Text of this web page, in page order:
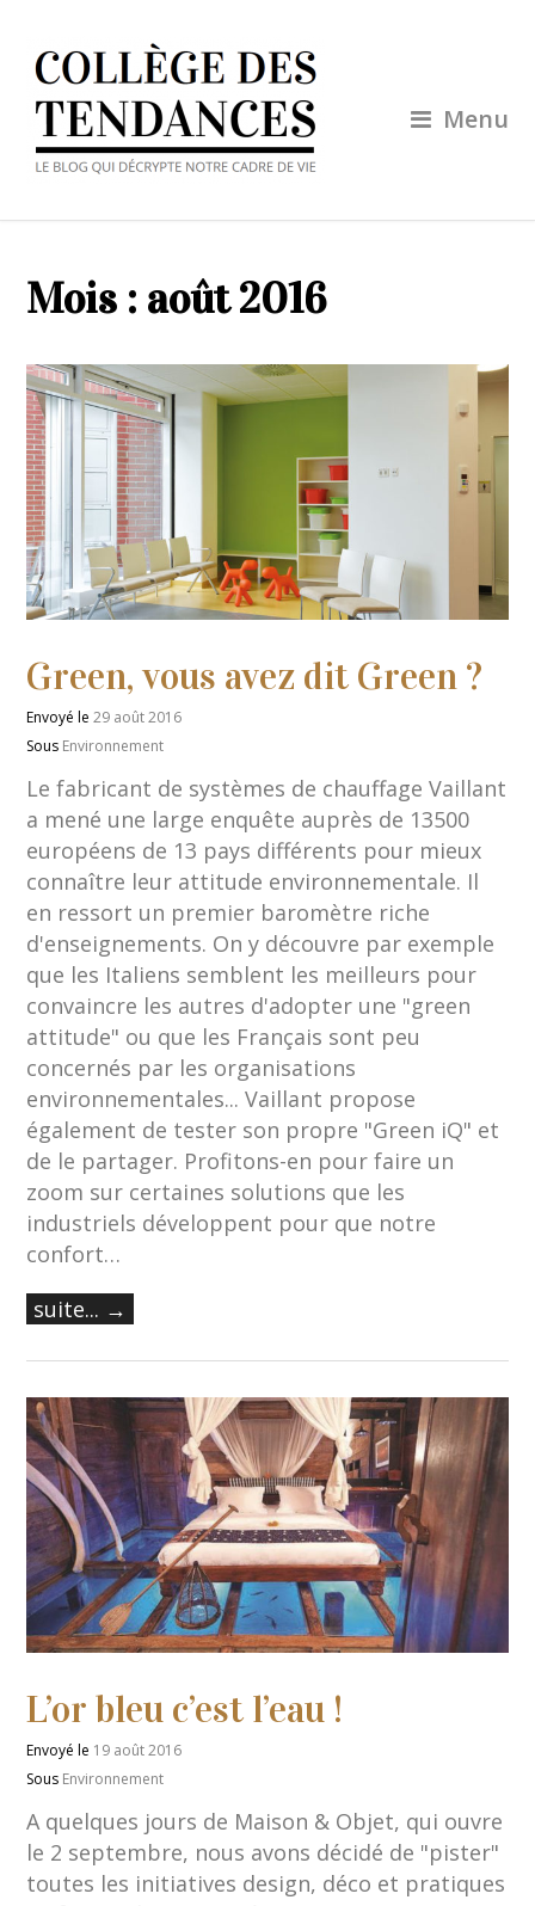
Menu
Mois : août 2016
Green, vous avez dit Green ?
Envoyé le29 août 2016
Sous Environnement
Le fabricant de systèmes de chauffage Vaillant
a mené une large enquête auprès de 13500
européens de 13 pays différents pour mieux
connaître leur attitude environnementale. Il
en ressort un premier baromètre riche
d'enseignements. On y découvre par exemple
que les Italiens semblent les meilleurs pour
convaincre les autres d'adopter une "green
attitude" ou que les Français sont peu
concernés par les organisations
environnementales... Vaillant propose
également de tester son propre "Green iQ" et
de le partager. Profitons-en pour faire un
zoom sur certaines solutions que les
industriels développent pour que notre
confort…
suite... →
L’or bleu c’est l’eau !
Envoyé le 19 août 2016
Sous Environnement
A quelques jours de Maison & Objet, qui ouvre
le 2 septembre, nous avons décidé de "pister"
toutes les initiatives design, déco et pratiques